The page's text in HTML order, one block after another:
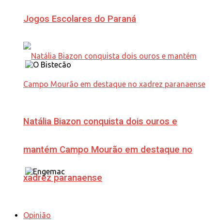
Jogos Escolares do Paraná
Natália Biazon conquista dois ouros e
mantém Campo Mourão em destaque no
xadrez paranaense
Opinião